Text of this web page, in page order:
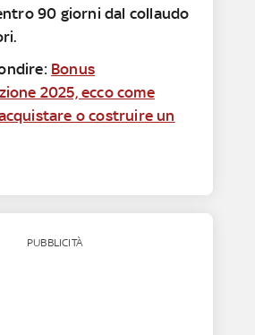
90 giorni dal collaudo
Bonus
2025, ecco come
o costruire un
PUBBLICITÀ